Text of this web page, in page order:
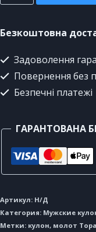
Безкоштовна
Задоволення
Повернення без
Безпечні платежі
ГАРАНТОВАНА
Артикул: Н/Д
Категория: Мужские
Метки: кулон, молот Тора